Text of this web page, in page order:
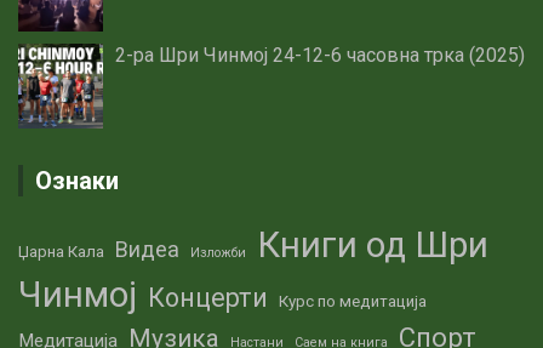
2-ра Шри Чинмој 24-12-6 часовна трка (2025)
Ознаки
Џарна Кала Видеа Изложби
Книги од Шри
Чинмој Концерти Курс по медитација
Медитација Музика Настани Саем на книга Спорт